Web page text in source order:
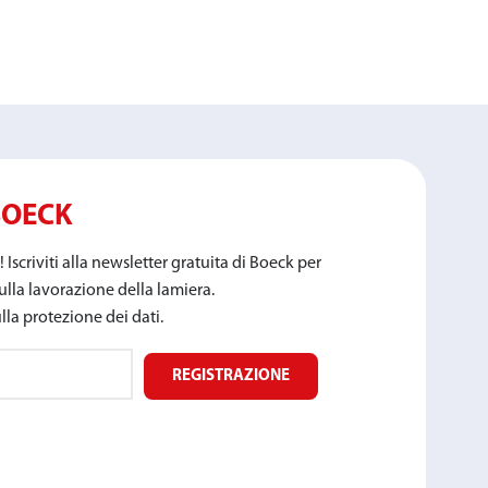
alla newsletter gratuita di Boeck per
lavorazione della lamiera.
protezione dei dati.
REGISTRAZIONE